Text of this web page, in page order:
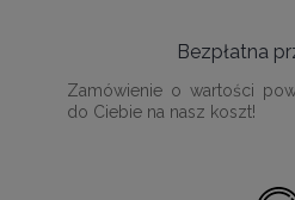
Bezpłatna
Zamówienie o wartości
do Ciebie na nasz koszt!